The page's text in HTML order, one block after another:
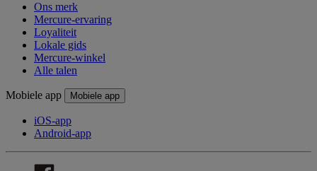
Ons merk
Mercure-ervaring
Loyaliteit
Lokale gids
Mercure-winkel
Alle talen
Mobiele app Mobiele app
iOS-app
Android-app